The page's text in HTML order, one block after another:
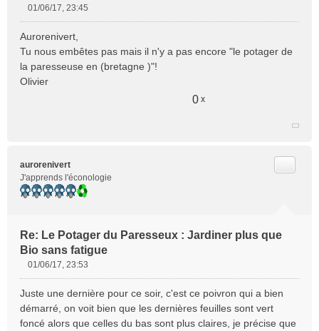
s
s
a
g
01/06/17, 23:45
Aurorenivert,
Tu nous embêtes pas mais il n'y a pas encore "le potager de
la paresseuse en (bretagne )"!
Olivier
0 x
aurorenivert
J'apprends l'éconologie
Re: Le Potager du Paresseux : Jardiner plus que
Bio sans fatigue
s
s
a
01/06/17, 23:53
Juste une dernière pour ce soir, c'est ce poivron qui a bien
démarré, on voit bien que les dernières feuilles sont vert
foncé alors que celles du bas sont plus claires, je précise que